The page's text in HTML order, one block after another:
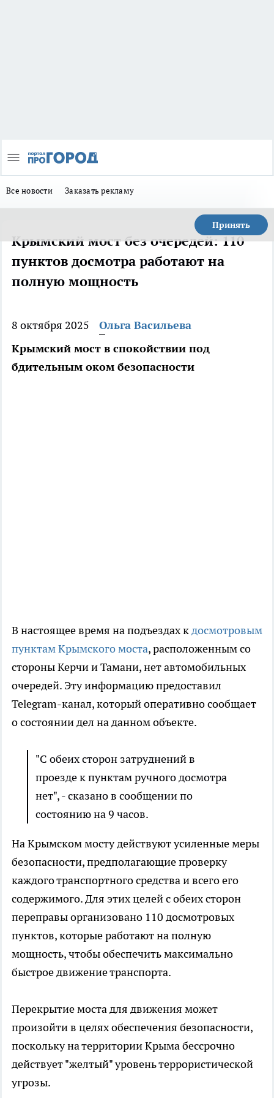
Все новости Заказать рекламу
Принять
Крымский мост без очередей: 110
пунктов досмотра работают на
полную мощность
8 октября 2025
Ольга Васильева
Крымский мост в спокойствии под
бдительным оком безопасности
В настоящее время на подъездах кдосмотровым
пунктам Крымского моста, расположенным со
стороны Керчи и Тамани, нет автомобильных
очередей. Эту информацию предоставил
Telegram-канал, который оперативно сообщает
о состоянии дел на данном объекте.
"С обеих сторон затруднений в
проезде к пунктам ручного досмотра
нет", - сказано в сообщении по
состоянию на 9 часов.
На Крымском мосту действуют усиленные меры
безопасности, предполагающие проверку
каждого транспортного средства и всего его
содержимого. Для этих целей с обеих сторон
переправы организовано 110 досмотровых
пунктов, которые работают на полную
мощность, чтобы обеспечить максимально
быстрое движение транспорта.
Перекрытие моста для движения может
произойти в целях обеспечения безопасности,
поскольку на территории Крыма бессрочно
действует "желтый" уровень террористической
угрозы.